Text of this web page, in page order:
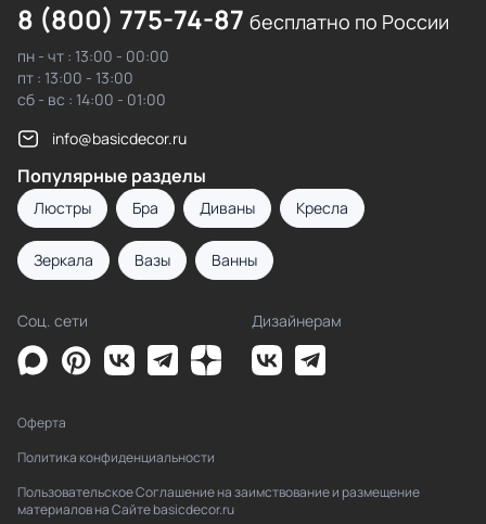
8 (800) 775-74-87 бесплатно по России
пн - чт : 13:00 - 00:00
пт : 13:00 - 13:00
сб - вс : 14:00 - 01:00
info@basicdecor.ru
Популярные разделы
Люстры Бра Диваны Кресла
Зеркала Вазы Ванны
Соц. сети Дизайнерам
Оферта
Политика конфиденциальности
Пользовательское Соглашение на заимствование и размещение
материалов на Сайте basicdecor.ru